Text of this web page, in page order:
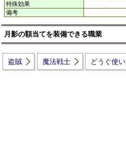
特殊効果
備考
月影の額当てを装備できる職業
盗賊 魔法戦士 どうぐ使い